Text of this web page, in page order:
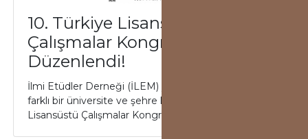
10. Türkiye Lisansüstü
Çalışmalar Kongresi Konya’da
Düzenlendi!
İlmi Etüdler Derneği (İLEM) yürütücülüğünde her yıl
farklı bir üniversite ve şehre konuk olan Türkiye
Lisansüstü Çalışmalar Kongresi (TLÇK)...